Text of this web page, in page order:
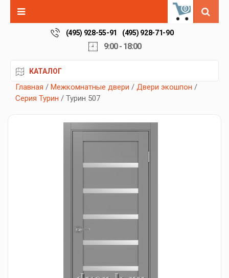
0
(495) 928-55-91 (495) 928-71-90
9:00 - 18:00
КАТАЛОГ
Главная / Межкомнатные двери / Двери экошпон /
Серия Турин / Турин 507